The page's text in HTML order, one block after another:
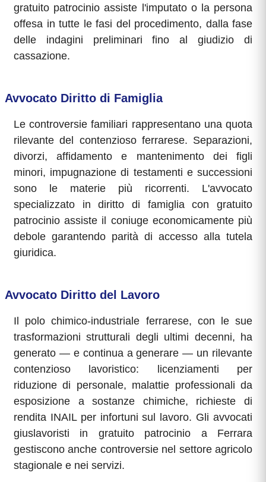
gratuito patrocinio assiste l'imputato o la persona
offesa in tutte le fasi del procedimento, dalla fase
delle indagini preliminari fino al giudizio di
cassazione.
Avvocato Diritto di Famiglia
Le controversie familiari rappresentano una quota
rilevante del contenzioso ferrarese. Separazioni,
divorzi, affidamento e mantenimento dei figli
minori, impugnazione di testamenti e successioni
sono le materie più ricorrenti. L'avvocato
specializzato in diritto di famiglia con gratuito
patrocinio assiste il coniuge economicamente più
debole garantendo parità di accesso alla tutela
giuridica.
Avvocato Diritto del Lavoro
Il polo chimico-industriale ferrarese, con le sue
trasformazioni strutturali degli ultimi decenni, ha
generato — e continua a generare — un rilevante
contenzioso lavoristico: licenziamenti per
riduzione di personale, malattie professionali da
esposizione a sostanze chimiche, richieste di
rendita INAIL per infortuni sul lavoro. Gli avvocati
giuslavoristi in gratuito patrocinio a Ferrara
gestiscono anche controversie nel settore agricolo
stagionale e nei servizi.